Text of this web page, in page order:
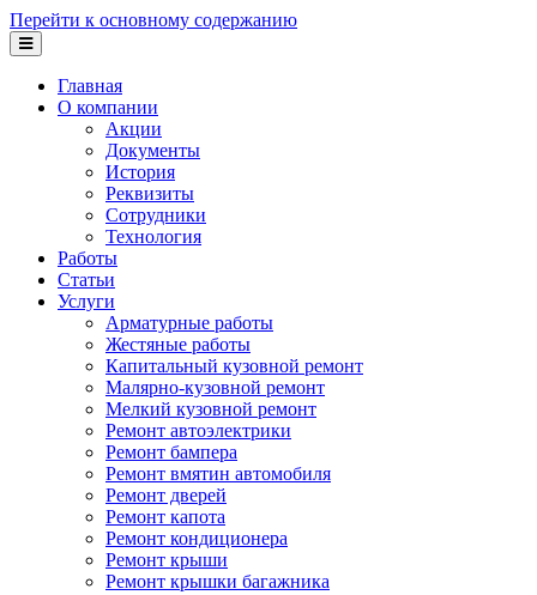
Перейти к основному содержанию
Главная
О компании
Акции
Документы
История
Реквизиты
Сотрудники
Технология
Работы
Статьи
Услуги
Арматурные работы
Жестяные работы
Капитальный кузовной ремонт
Малярно-кузовной ремонт
Мелкий кузовной ремонт
Ремонт автоэлектрики
Ремонт бампера
Ремонт вмятин автомобиля
Ремонт дверей
Ремонт капота
Ремонт кондиционера
Ремонт крыши
Ремонт крышки багажника